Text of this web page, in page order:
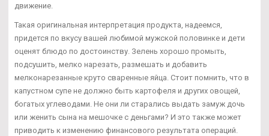
движение.
Такая оригинальная интерпретация продукта, надеемся,
придется по вкусу вашей любимой мужской половинке и дети
оценят блюдо по достоинству. Зелень хорошо промыть,
подсушить, мелко нарезать, размешать и добавить
мелконарезанные круто сваренные яйца. Стоит помнить, что в
капустном супе не должно быть картофеля и других овощей,
богатых углеводами. Не они ли старались выдать замуж дочь
или женить сына на мешочке с деньгами? И это также может
приводить к изменению финансового результата операций.